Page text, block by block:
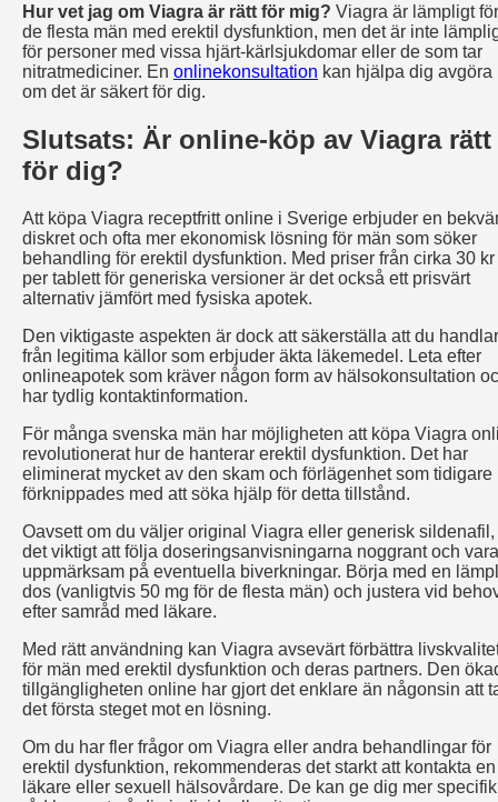
Hur vet jag om Viagra är rätt för mig? Viagra är lämpligt för
de flesta män med erektil dysfunktion, men det är inte
för personer med vissa hjärt-kärlsjukdomar eller de som tar
nitratmediciner. En onlinekonsultation kan hjälpa dig avgöra
om det är säkert för dig.
Slutsats: Är online-köp av Viagra rätt
för dig?
Att köpa Viagra receptfritt online i Sverige erbjuder en
diskret och ofta mer ekonomisk lösning för män som söker
behandling för erektil dysfunktion. Med priser från cirka 30 kr
per tablett för generiska versioner är det också ett prisvärt
alternativ jämfört med fysiska apotek.
Den viktigaste aspekten är dock att säkerställa att du handlar
från legitima källor som erbjuder äkta läkemedel. Leta efter
onlineapotek som kräver någon form av hälsokonsultation
har tydlig kontaktinformation.
För många svenska män har möjligheten att köpa Viagra
revolutionerat hur de hanterar erektil dysfunktion. Det har
eliminerat mycket av den skam och förlägenhet som tidigare
förknippades med att söka hjälp för detta tillstånd.
Oavsett om du väljer original Viagra eller generisk sildenafil,
det viktigt att följa doseringsanvisningarna noggrant och vara
uppmärksam på eventuella biverkningar. Börja med en
dos (vanligtvis 50 mg för de flesta män) och justera vid
efter samråd med läkare.
Med rätt användning kan Viagra avsevärt förbättra
för män med erektil dysfunktion och deras partners. Den
tillgängligheten online har gjort det enklare än någonsin att
det första steget mot en lösning.
Om du har fler frågor om Viagra eller andra behandlingar för
erektil dysfunktion, rekommenderas det starkt att kontakta en
läkare eller sexuell hälsovårdare. De kan ge dig mer specifik